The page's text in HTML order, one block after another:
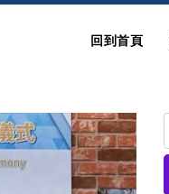
回到首頁